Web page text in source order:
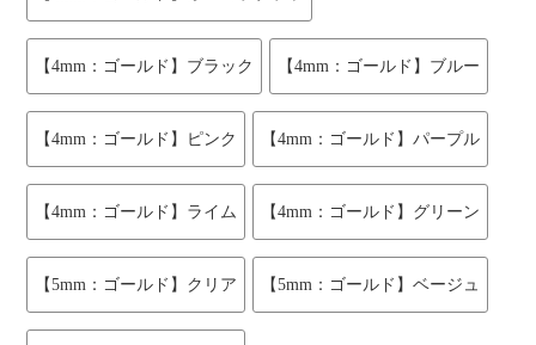
【4mm：ゴールド】ブラック 【4mm：ゴールド】ブルー
【4mm：ゴールド】ピンク 【4mm：ゴールド】パープル
【4mm：ゴールド】ライム 【4mm：ゴールド】グリーン
【5mm：ゴールド】クリア 【5mm：ゴールド】ベージュ